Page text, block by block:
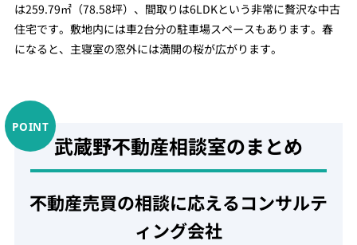
は259.79㎡（78.58坪）、間取りは6LDKという非常に贅沢な中古
住宅です。敷地内には車2台分の駐車場スペースもあります。春
になると、主寝室の窓外には満開の桜が広がります。
武蔵野不動産相談室のまとめ
不動産売買の相談に応えるコンサルテ
ィング会社